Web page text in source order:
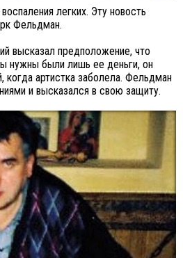
легких. Эту новость
Фельдман.
высказал предположение, что
нужны были лишь ее деньги, он
когда артистка заболела. Фельдман
и высказался в свою защиту.